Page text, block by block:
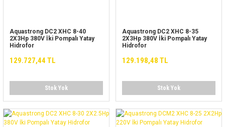
Aquastrong DC2 XHC 8-40
2X3Hp 380V İki Pompalı Yatay
Hidrofor
129.727,44 TL
Stok Yok
Aquastrong DC2 XHC 8-35
2X3Hp 380V İki Pompalı Yatay
Hidrofor
129.198,48 TL
Stok Yok